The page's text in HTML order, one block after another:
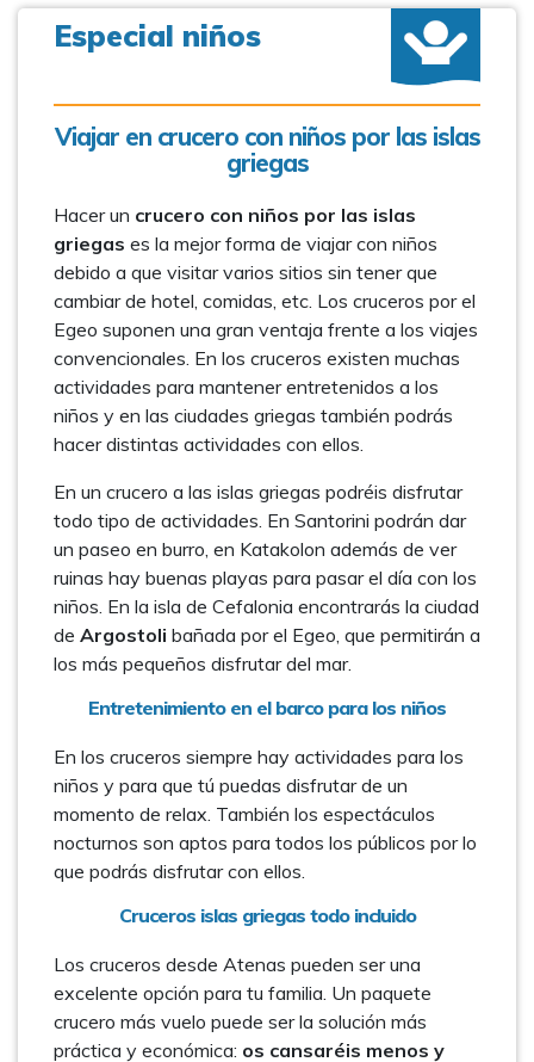
Especial niños
Viajar en crucero con niños por las islas
griegas
Hacer un crucero con niños por las islas
griegas es la mejor forma de viajar con niños
debido a que visitar varios sitios sin tener que
cambiar de hotel, comidas, etc. Los cruceros por el
Egeo suponen una gran ventaja frente a los viajes
convencionales. En los cruceros existen muchas
actividades para mantener entretenidos a los
niños y en las ciudades griegas también podrás
hacer distintas actividades con ellos.
En un crucero a las islas griegas podréis disfrutar
todo tipo de actividades. En Santorini podrán dar
un paseo en burro, en Katakolon además de ver
ruinas hay buenas playas para pasar el día con los
niños. En la isla de Cefalonia encontrarás la ciudad
de Argostoli bañada por el Egeo, que permitirán a
los más pequeños disfrutar del mar.
Entretenimiento en el barco para los niños
En los cruceros siempre hay actividades para los
niños y para que tú puedas disfrutar de un
momento de relax. También los espectáculos
nocturnos son aptos para todos los públicos por lo
que podrás disfrutar con ellos.
Cruceros islas griegas todo incluido
Los cruceros desde Atenas pueden ser una
excelente opción para tu familia. Un paquete
crucero más vuelo puede ser la solución más
práctica y económica: os cansaréis menos y